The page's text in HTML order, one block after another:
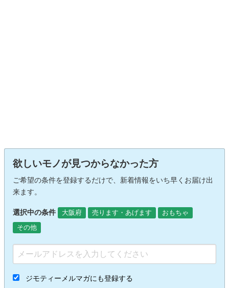
欲しいモノが見つからなかった方
ご希望の条件を登録するだけで、新着情報をいち早くお届け出
来ます。
選択中の条件 大阪府 売ります・あげます
おもちゃ
その他
ジモティーメルマガにも登録する